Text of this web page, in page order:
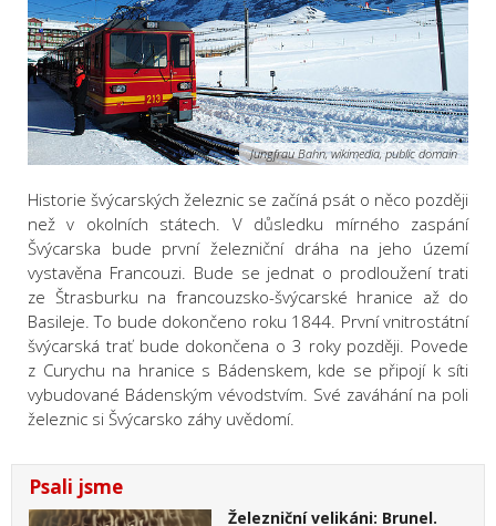
Jungfrau Bahn, wikimedia, public domain
Historie švýcarských železnic se začíná psát o něco později
než v okolních státech. V důsledku mírného zaspání
Švýcarska bude první železniční dráha na jeho území
vystavěna Francouzi. Bude se jednat o prodloužení trati
ze Štrasburku na francouzsko-švýcarské hranice až do
Basileje. To bude dokončeno roku 1844. První vnitrostátní
švýcarská trať bude dokončena o 3 roky později. Povede
z Curychu na hranice s Bádenskem, kde se připojí k síti
vybudované Bádenským vévodstvím. Své zaváhání na poli
železnic si Švýcarsko záhy uvědomí.
Psali jsme
Železniční velikáni: Brunel.